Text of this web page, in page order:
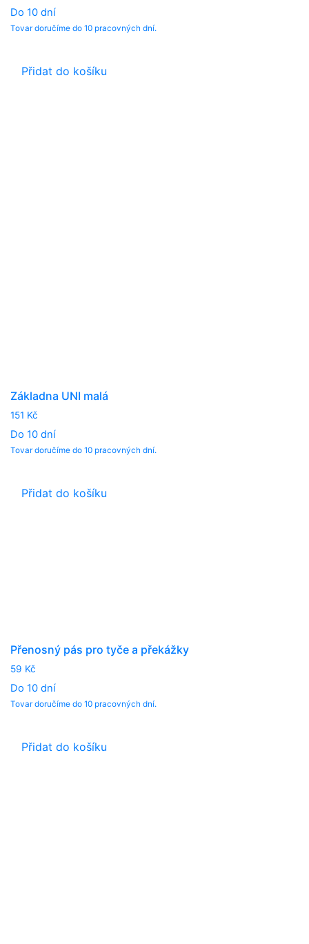
Do 10 dní
Tovar doručíme do 10 pracovných dní.
Přidat do košíku
Základna UNI malá
151 Kč
Do 10 dní
Tovar doručíme do 10 pracovných dní.
Přidat do košíku
Přenosný pás pro tyče a překážky
59 Kč
Do 10 dní
Tovar doručíme do 10 pracovných dní.
Přidat do košíku